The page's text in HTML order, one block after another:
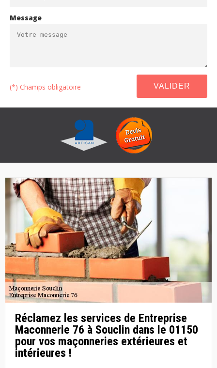
Message
(*) Champs obligatoire
Réclamez les services de Entreprise
Maconnerie 76 à Souclin dans le 01150
pour vos maçonneries extérieures et
intérieures !